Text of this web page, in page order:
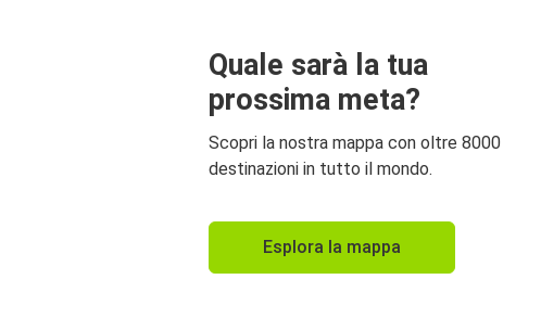
Quale sarà la tua
prossima meta?
Scopri la nostra mappa con oltre 8000
destinazioni in tutto il mondo.
Esplora la mappa